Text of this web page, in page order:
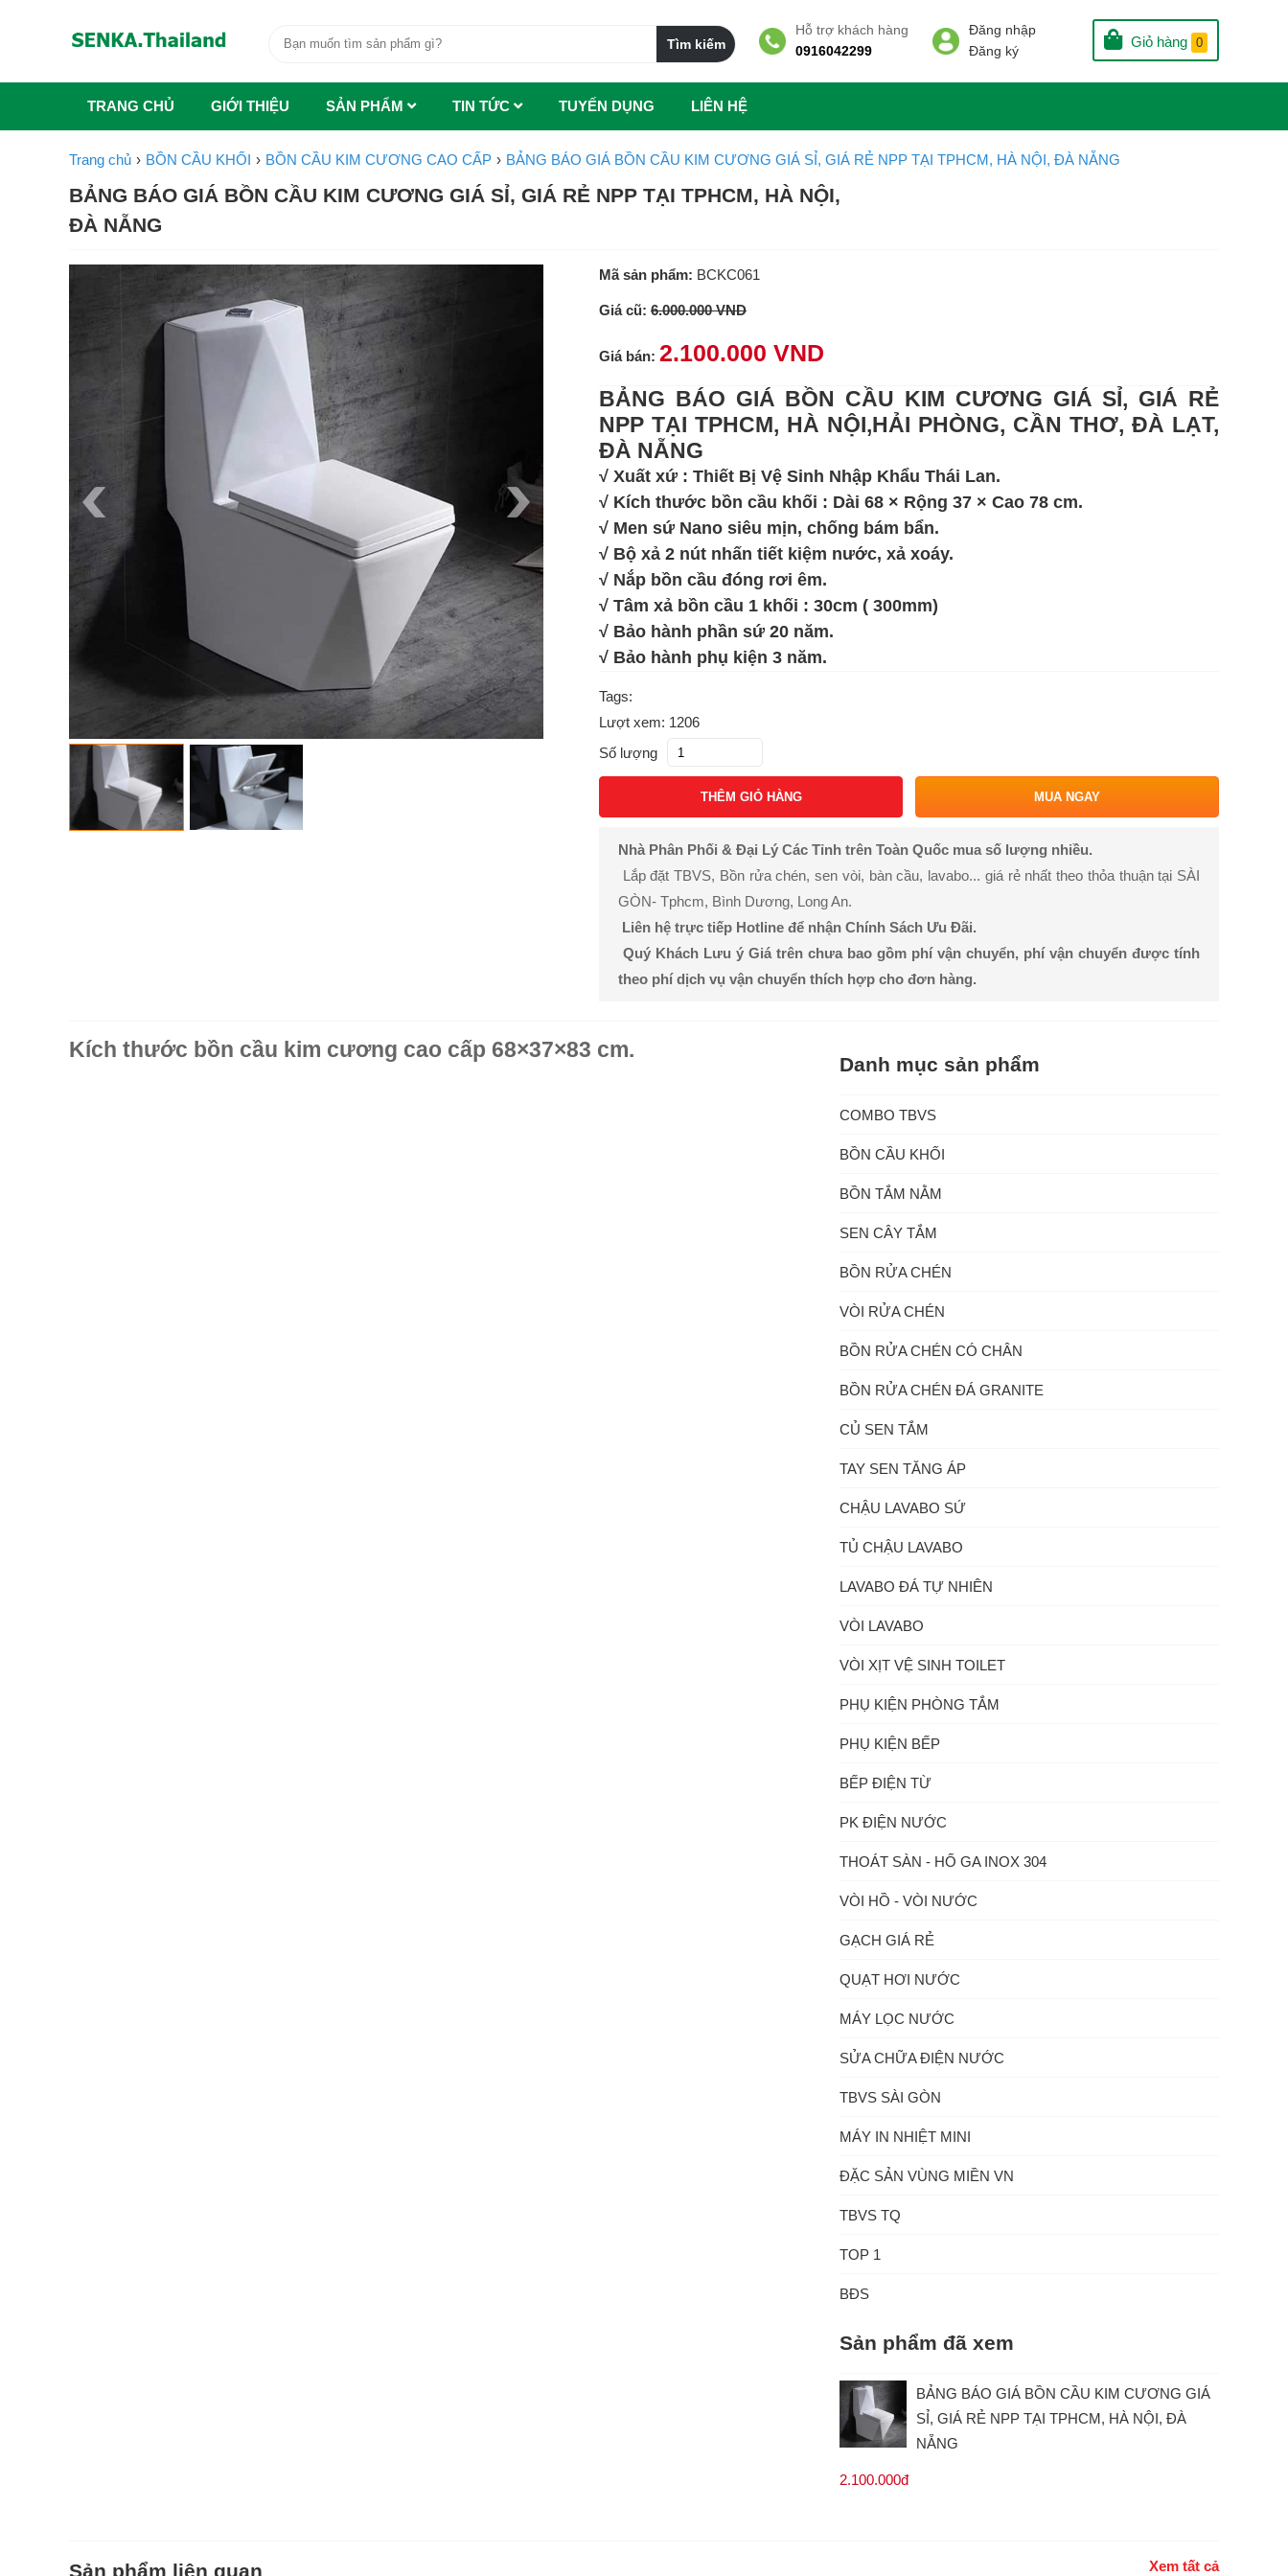
Giỏ hàng 0
Đăng nhập
Đăng ký
Hỗ trợ khách hàng
0916042299
TRANG CHỦ GIỚI THIỆU SẢN PHẨM TIN TỨC TUYẾN DỤNG LIÊN HỆ
Trang chủ BỒN CẦU KHỐI BỒN CẦU KIM CƯƠNG CAO CẤP BẢNG BÁO GIÁ BỒN CẦU KIM CƯƠNG GIÁ SỈ, GIÁ RẺ NPP TẠI TPHCM, HÀ NỘI, ĐÀ NẴNG
BẢNG BÁO GIÁ BỒN CẦU KIM CƯƠNG GIÁ SỈ, GIÁ RẺ NPP TẠI TPHCM, HÀ NỘI,
ĐÀ NẴNG
Mã sản phẩm: BCKC061
Giá cũ: 6.000.000 VND
Giá bán: 2.100.000 VND
BẢNG BÁO GIÁ BỒN CẦU KIM CƯƠNG GIÁ SỈ, GIÁ RẺ
NPP TẠI TPHCM, HÀ NỘI,HẢI PHÒNG, CẦN THƠ, ĐÀ LẠT,
ĐÀ NẴNG
√ Xuất xứ : Thiết Bị Vệ Sinh Nhập Khẩu Thái Lan.
√ Kích thước bồn cầu khối : Dài 68 × Rộng 37 × Cao 78 cm.
√ Men sứ Nano siêu mịn, chống bám bẩn.
√ Bộ xả 2 nút nhấn tiết kiệm nước, xả xoáy.
√ Nắp bồn cầu đóng rơi êm.
√ Tâm xả bồn cầu 1 khối : 30cm ( 300mm)
√ Bảo hành phần sứ 20 năm.
√ Bảo hành phụ kiện 3 năm.
Tags:
Lượt xem: 1206
Số lượng
THÊM GIỎ HÀNG MUA NGAY
Nhà Phân Phối & Đại Lý Các Tỉnh trên Toàn Quốc mua số lượng nhiều.
Lắp đặt TBVS, Bồn rửa chén, sen vòi, bàn cầu, lavabo... giá rẻ nhất theo thỏa thuận tại SÀI
GÒN- Tphcm, Bình Dương, Long An.
Liên hệ trực tiếp Hotline để nhận Chính Sách Ưu Đãi.
Quý Khách Lưu ý Giá trên chưa bao gồm phí vận chuyển, phí vận chuyển được tính
theo phí dịch vụ vận chuyển thích hợp cho đơn hàng.
Kích thước bồn cầu kim cương cao cấp 68×37×83 cm.
Danh mục sản phẩm
COMBO TBVS
BỒN CẦU KHỐI
BỒN TẮM NẰM
SEN CÂY TẮM
BỒN RỬA CHÉN
VÒI RỬA CHÉN
BỒN RỬA CHÉN CÓ CHÂN
BỒN RỬA CHÉN ĐÁ GRANITE
CỦ SEN TẮM
TAY SEN TĂNG ÁP
CHẬU LAVABO SỨ
TỦ CHẬU LAVABO
LAVABO ĐÁ TỰ NHIÊN
VÒI LAVABO
VÒI XỊT VỆ SINH TOILET
PHỤ KIỆN PHÒNG TẮM
PHỤ KIỆN BẾP
BẾP ĐIỆN TỪ
PK ĐIỆN NƯỚC
THOÁT SÀN - HỐ GA INOX 304
VÒI HỒ - VÒI NƯỚC
GẠCH GIÁ RẺ
QUẠT HƠI NƯỚC
MÁY LỌC NƯỚC
SỬA CHỮA ĐIỆN NƯỚC
TBVS SÀI GÒN
MÁY IN NHIỆT MINI
ĐẶC SẢN VÙNG MIỀN VN
TBVS TQ
TOP 1
BĐS
Sản phẩm đã xem
BẢNG BÁO GIÁ BỒN CẦU KIM CƯƠNG GIÁ
SỈ, GIÁ RẺ NPP TẠI TPHCM, HÀ NỘI, ĐÀ
NẴNG
2.100.000đ
Sản phẩm liên quan Xem tất cả